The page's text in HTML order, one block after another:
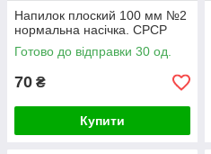
Напилок плоский 100 мм №2
нормальна насічка. СРСР
Готово до відправки 30 од.
70 ₴
Купити